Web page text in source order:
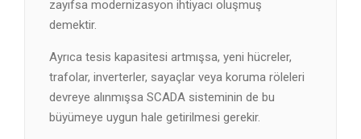
zayıfsa modernizasyon ihtiyacı oluşmuş
demektir.
Ayrıca tesis kapasitesi artmışsa, yeni hücreler,
trafolar, inverterler, sayaçlar veya koruma röleleri
devreye alınmışsa SCADA sisteminin de bu
büyümeye uygun hale getirilmesi gerekir.